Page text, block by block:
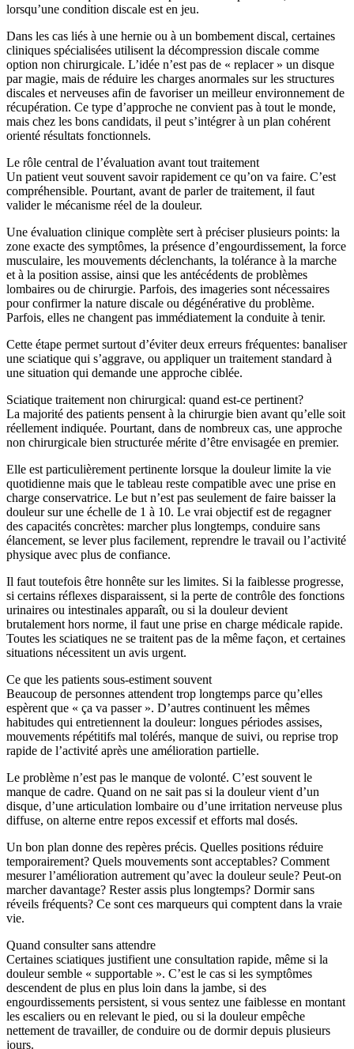
lorsqu’une condition discale est en jeu.
Dans les cas liés à une hernie ou à un bombement discal, certaines
cliniques spécialisées utilisent la décompression discale comme
option non chirurgicale. L’idée n’est pas de « replacer » un disque
par magie, mais de réduire les charges anormales sur les structures
discales et nerveuses afin de favoriser un meilleur environnement de
récupération. Ce type d’approche ne convient pas à tout le monde,
mais chez les bons candidats, il peut s’intégrer à un plan cohérent
orienté résultats fonctionnels.
Le rôle central de l’évaluation avant tout traitement
Un patient veut souvent savoir rapidement ce qu’on va faire. C’est
compréhensible. Pourtant, avant de parler de traitement, il faut
valider le mécanisme réel de la douleur.
Une évaluation clinique complète sert à préciser plusieurs points: la
zone exacte des symptômes, la présence d’engourdissement, la force
musculaire, les mouvements déclenchants, la tolérance à la marche
et à la position assise, ainsi que les antécédents de problèmes
lombaires ou de chirurgie. Parfois, des imageries sont nécessaires
pour confirmer la nature discale ou dégénérative du problème.
Parfois, elles ne changent pas immédiatement la conduite à tenir.
Cette étape permet surtout d’éviter deux erreurs fréquentes: banaliser
une sciatique qui s’aggrave, ou appliquer un traitement standard à
une situation qui demande une approche ciblée.
Sciatique traitement non chirurgical: quand est-ce pertinent?
La majorité des patients pensent à la chirurgie bien avant qu’elle soit
réellement indiquée. Pourtant, dans de nombreux cas, une approche
non chirurgicale bien structurée mérite d’être envisagée en premier.
Elle est particulièrement pertinente lorsque la douleur limite la vie
quotidienne mais que le tableau reste compatible avec une prise en
charge conservatrice. Le but n’est pas seulement de faire baisser la
douleur sur une échelle de 1 à 10. Le vrai objectif est de regagner
des capacités concrètes: marcher plus longtemps, conduire sans
élancement, se lever plus facilement, reprendre le travail ou l’activité
physique avec plus de confiance.
Il faut toutefois être honnête sur les limites. Si la faiblesse progresse,
si certains réflexes disparaissent, si la perte de contrôle des fonctions
urinaires ou intestinales apparaît, ou si la douleur devient
brutalement hors norme, il faut une prise en charge médicale rapide.
Toutes les sciatiques ne se traitent pas de la même façon, et certaines
situations nécessitent un avis urgent.
Ce que les patients sous-estiment souvent
Beaucoup de personnes attendent trop longtemps parce qu’elles
espèrent que « ça va passer ». D’autres continuent les mêmes
habitudes qui entretiennent la douleur: longues périodes assises,
mouvements répétitifs mal tolérés, manque de suivi, ou reprise trop
rapide de l’activité après une amélioration partielle.
Le problème n’est pas le manque de volonté. C’est souvent le
manque de cadre. Quand on ne sait pas si la douleur vient d’un
disque, d’une articulation lombaire ou d’une irritation nerveuse plus
diffuse, on alterne entre repos excessif et efforts mal dosés.
Un bon plan donne des repères précis. Quelles positions réduire
temporairement? Quels mouvements sont acceptables? Comment
mesurer l’amélioration autrement qu’avec la douleur seule? Peut-on
marcher davantage? Rester assis plus longtemps? Dormir sans
réveils fréquents? Ce sont ces marqueurs qui comptent dans la vraie
vie.
Quand consulter sans attendre
Certaines sciatiques justifient une consultation rapide, même si la
douleur semble « supportable ». C’est le cas si les symptômes
descendent de plus en plus loin dans la jambe, si des
engourdissements persistent, si vous sentez une faiblesse en montant
les escaliers ou en relevant le pied, ou si la douleur empêche
nettement de travailler, de conduire ou de dormir depuis plusieurs
jours.